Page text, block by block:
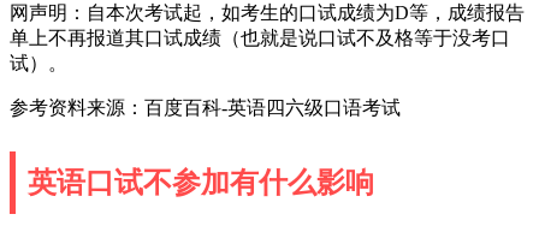
网声明：自本次考试起，如考生的口试成绩为D等，成绩报告
单上不再报道其口试成绩（也就是说口试不及格等于没考口
试）。
参考资料来源：百度百科-英语四六级口语考试
英语口试不参加有什么影响